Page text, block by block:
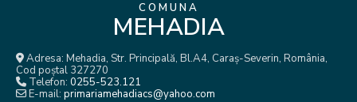
COMUNA
MEHADIA
Adresa: Mehadia, Str. Principală, Bl.A4, Caraș-Severin, România,
Cod poștal 327270
Telefon: 0255-523.121
E-mail: primariamehadiacs@yahoo.com